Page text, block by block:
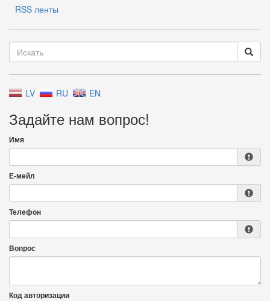
RSS ленты
LV RU EN
Задайте нам вопрос!
Имя
Е-мейл
Телефон
Вопрос
Код авторизации